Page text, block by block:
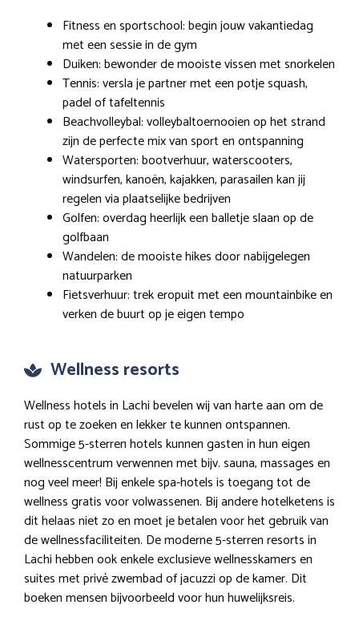
Fitness en sportschool: begin jouw vakantiedag
met een sessie in de gym
Duiken: bewonder de mooiste vissen met snorkelen
Tennis: versla je partner met een potje squash,
padel of tafeltennis
Beachvolleybal: volleybaltoernooien op het strand
zijn de perfecte mix van sport en ontspanning
Watersporten: bootverhuur, waterscooters,
windsurfen, kanoën, kajakken, parasailen kan jij
regelen via plaatselijke bedrijven
Golfen: overdag heerlijk een balletje slaan op de
golfbaan
Wandelen: de mooiste hikes door nabijgelegen
natuurparken
Fietsverhuur: trek eropuit met een mountainbike en
verken de buurt op je eigen tempo
Wellness resorts
Wellness hotels in Lachi bevelen wij van harte aan om de
rust op te zoeken en lekker te kunnen ontspannen.
Sommige 5-sterren hotels kunnen gasten in hun eigen
wellnesscentrum verwennen met bijv. sauna, massages en
nog veel meer! Bij enkele spa-hotels is toegang tot de
wellness gratis voor volwassenen. Bij andere hotelketens is
dit helaas niet zo en moet je betalen voor het gebruik van
de wellnessfaciliteiten. De moderne 5-sterren resorts in
Lachi hebben ook enkele exclusieve wellnesskamers en
suites met privé zwembad of jacuzzi op de kamer. Dit
boeken mensen bijvoorbeeld voor hun huwelijksreis.